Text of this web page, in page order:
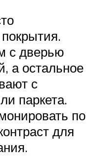
с дверью
а остальное
с
паркета.
по
для